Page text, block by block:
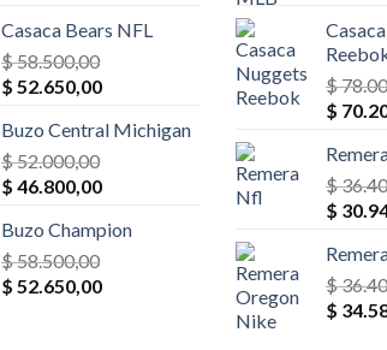
original
era:
$ 32.500,00.
actual
$ 29.250,00.
Casaca Bears NFL
$58.500,00
El
original
era:
$ 58.500,00.
$ 52.650,00El
actual
$ 52.650,00.
Buzo Central Michigan
$52.000,00
El
original
era:
$ 52.000,00.
$ 46.800,00El
actual
$ 46.800,00.
Buzo Champion
$58.500,00
El
$ 52.650,00El
original
era:
$
$
El
original
era:
$
$
$
El
original
era:
$
$
$
El
$